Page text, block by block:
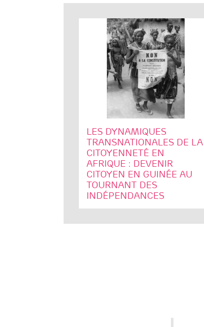
LES DYNAMIQUES
TRANSNATIONALES DE LA
CITOYENNETÉ EN
AFRIQUE : DEVENIR
CITOYEN EN GUINÉE AU
TOURNANT DES
INDÉPENDANCES